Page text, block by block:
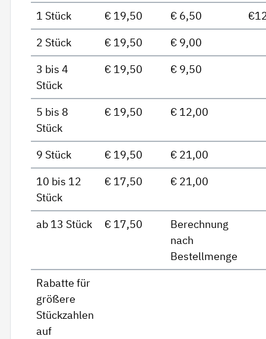
1 Stück
€ 19,50 € 6,50
2 Stück
€ 19,50
€ 9,00
3 bis 4
Stück
€ 19,50 € 9,50
5 bis 8
Stück
€ 19,50 € 12,00
9 Stück € 19,50
€ 21,00
10 bis 12
Stück
€ 17,50 € 21,00
ab 13 Stück € 17,50
Berechnung
nach
Bestellmenge
Rabatte für
größere
Stückzahlen
auf